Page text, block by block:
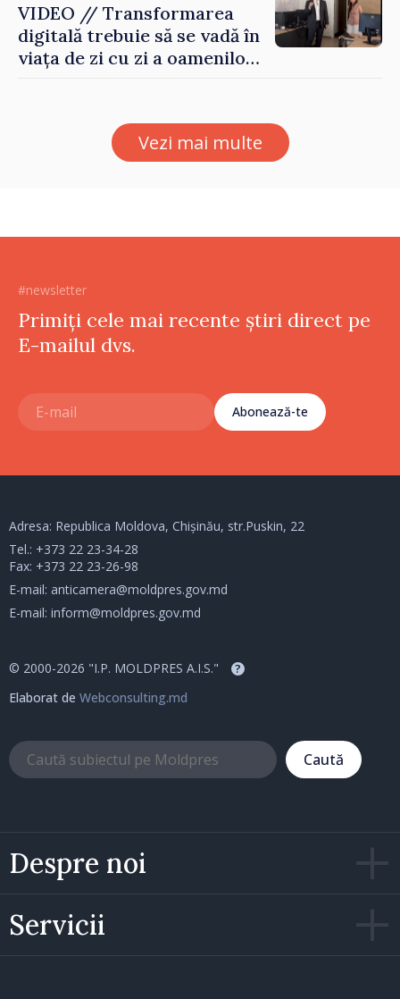
VIDEO // Transformarea
digitală trebuie să se vadă în
viața de zi cu zi a oamenilor
premierul Vasile Tofan, în
vizită la AGE
Vezi mai multe
#newsletter
Primiți cele mai recente știri direct pe
E-mailul dvs.
Abonează-te
Despre noi
Servicii
Adresa: Republica Moldova, Chișinău, str.Puskin, 22
Tel.: +373 22 23-34-28
Fax: +373 22 23-26-98
E-mail: anticamera@moldpres.gov.md
E-mail: inform@moldpres.gov.md
© 2000-2026 "I.P. MOLDPRES A.I.S." ?
Elaborat de Webconsulting.md
Caută